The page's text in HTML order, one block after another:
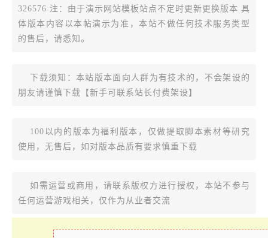
326576 注：由于演示网站模板站点不定时更新更换版本 具
体版本内容以本帖演示为准，本站不做任何技术服务类型
的售后，请悉知。
下载须知：本站版本面向人群为有技术的，不会架设的
朋友请谨慎下载【新手可联系站长付费架设】
100以内的版本为福利版本，仅做提取脚本素材等研究
使用，无售后，如对版本品质有要求慎重下载
如需运营或商用，请联系版权方进行授权，本站不参与
任何运营游戏相关，仅作为从业者交流